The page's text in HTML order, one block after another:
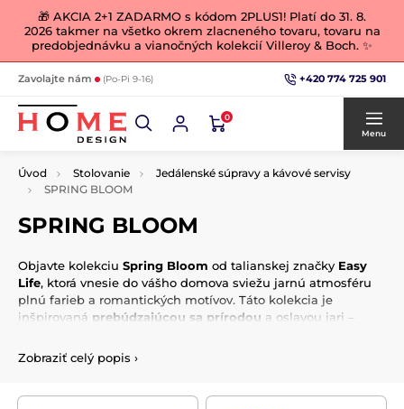
🎁 AKCIA 2+1 ZADARMO s kódom 2PLUS1! Platí do 31. 8.
2026 takmer na všetko okrem zlacneného tovaru, tovaru na
predobjednávku a vianočných kolekcií Villeroy & Boch. ✨
Zavolajte nám (Po-Pi 9-16) +420 774 725 901
0
Menu
Úvod Stolovanie
Jedálenské súpravy a kávové servisy
SPRING BLOOM
SPRING BLOOM
Objavte kolekciu Spring Bloom od talianskej značky Easy
Life, ktorá vnesie do vášho domova sviežu jarnú atmosféru
plnú farieb a romantických motívov. Táto kolekcia je
inšpirovaná prebúdzajúcou sa prírodou a oslavou jari –
vintage košíkov s kvetmi a nostalgických vtáčích klietok,
ktoré dodajú vášmu stolovaniu eleganciu a ľahkosť.
Spring Bloomzahŕňa široký výber porcelánových a
Zobraziť celý popis ›